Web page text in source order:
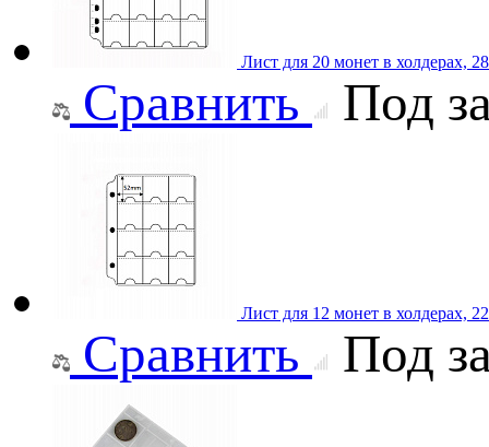
Лист для 20 монет в холдерах,
Сравнить Под
Лист для 12 монет в холдерах,
Сравнить Под